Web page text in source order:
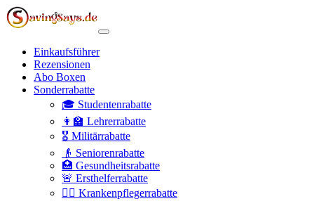
Einkaufsführer
Rezensionen
Abo Boxen
Sonderrabatte
🎓 Studentenrabatte
👩‍🏫 Lehrerrabatte
🎖️ Militärrabatte
👴 Seniorenrabatte
🏥 Gesundheitsrabatte
🚨 Ersthelferrabatte
👩‍⚕️ Krankenpflegerrabatte